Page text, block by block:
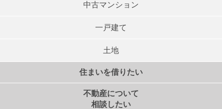
中古マンション
一戸建て
土地
住まいを借りたい
不動産について
相談したい